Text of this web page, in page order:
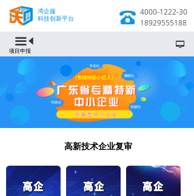
4000-1222-30
18929555188
湾企服
科技创新平台
넡
끀
项目申报
高新技术企业复审